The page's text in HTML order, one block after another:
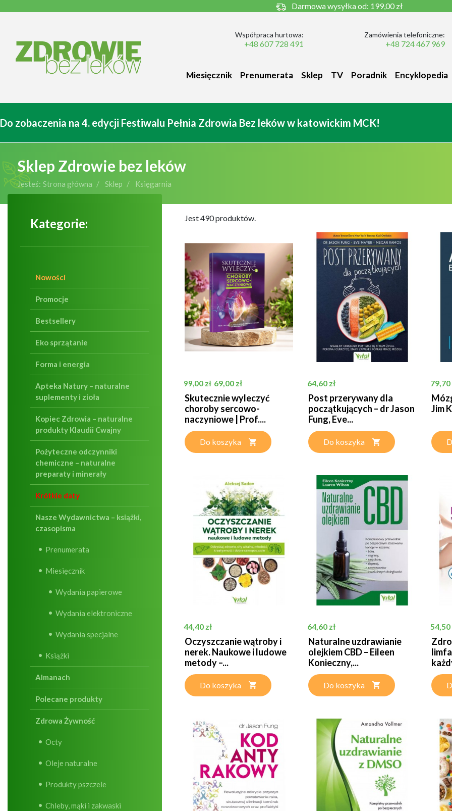
Darmowa wysyłka od: 199,00 zł
Współpraca hurtowa:
+48 607 728 491
Zamówienia telefoniczne:
+48 724 467 969
Miesięcznik Prenumerata Sklep TV Poradnik Encyklopedia
Do zobaczenia na 4. edycji Festiwalu Pełnia Zdrowia Bez leków w katowickim MCK!
Sklep Zdrowie bez leków
Jesteś: Strona główna Sklep Księgarnia
Kategorie:
Nowości
Promocje
Bestsellery
Eko sprzątanie
Forma i energia
Apteka Natury – naturalne
suplementy i zioła
Kopiec Zdrowia – naturalne
produkty Klaudii Cwajny
Pożyteczne odczynniki
chemiczne – naturalne
preparaty i minerały
Krótkie daty
Nasze Wydawnictwa – książki,
czasopisma
Prenumerata
Miesięcznik
Wydania papierowe
Wydania elektroniczne
Wydania specjalne
Książki
Almanach
Polecane produkty
Zdrowa Żywność
Octy
Oleje naturalne
Produkty pszczele
Chleby, mąki i zakwaski
Jest 490 produktów.
Cena podstawowa
99,00 zł Cena
69,00 zł
Skutecznie wyleczyć
choroby sercowo-
naczyniowe | Prof....
Do koszyka
Cena
64,60 zł
Post przerywany dla
początkujących – dr Jason
Fung, Eve...
Do koszyka
Cena
79,70
Jim
Cena
44,40 zł
Oczyszczanie wątroby i
nerek. Naukowe i ludowe
metody –...
Do koszyka
Cena
64,60 zł
Naturalne uzdrawianie
olejkiem CBD – Eileen
Konieczny,...
Do koszyka
Cena
54,50